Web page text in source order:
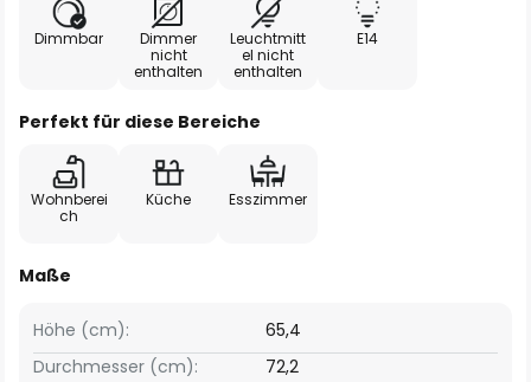
Dimmbar
Dimmer
nicht
enthalten
Leuchtmitt
el nicht
enthalten
E14
Perfekt für diese Bereiche
Wohnberei
ch
Küche Esszimmer
Maße
Höhe (cm):
65,4
Durchmesser (cm):
72,2